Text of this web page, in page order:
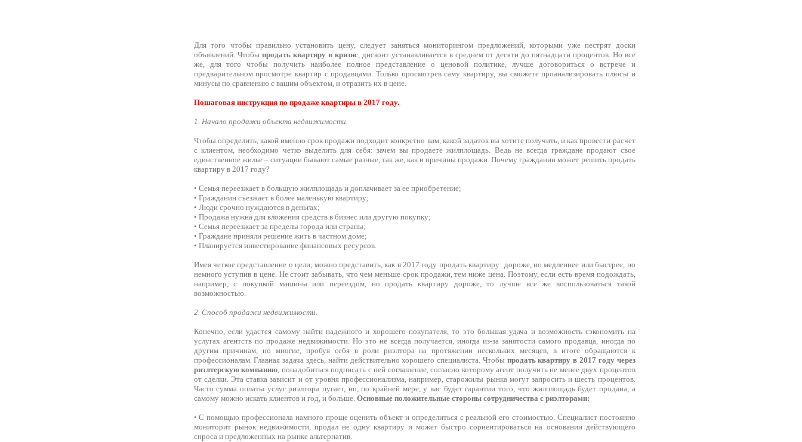
Для того чтобы правильно установить цену, следует заняться мониторингом предложений, которыми уже пестрят доски
объявлений. Чтобы продать квартиру в кризис, дисконт устанавливается в среднем от десяти до пятнадцати процентов. Но все
же, для того чтобы получить наиболее полное представление о ценовой политике, лучше договориться о встрече и
предварительном просмотре квартир с продавцами. Только просмотрев саму квартиру, вы сможете проанализировать плюсы и
минусы по сравнению с вашим объектом, и отразить их в цене.
Пошаговая инструкция по продаже квартиры в 2017 году.
1. Начало продажи объекта недвижимости.
Чтобы определить, какой именно срок продажи подходит конкретно вам, какой задаток вы хотите получить, и как провести расчет
с клиентом, необходимо четко выделить для себя: зачем вы продаете жилплощадь. Ведь не всегда граждане продают свое
единственное жилье – ситуации бывают самые разные, так же, как и причины продажи. Почему гражданин может решить продать
квартиру в 2017 году?
• Семья переезжает в большую жилплощадь и доплачивает за ее приобретение;
• Гражданин съезжает в более маленькую квартиру;
• Люди срочно нуждаются в деньгах;
• Продажа нужна для вложения средств в бизнес или другую покупку;
• Семья переезжает за пределы города или страны;
• Граждане приняли решение жить в частном доме;
• Планируется инвестирование финансовых ресурсов.
Имея четкое представление о цели, можно представить, как в 2017 году продать квартиру: дороже, но медленнее или быстрее, но
немного уступив в цене. Не стоит забывать, что чем меньше срок продажи, тем ниже цена. Поэтому, если есть время подождать,
например, с покупкой машины или переездом, но продать квартиру дороже, то лучше все же воспользоваться такой
возможностью.
2. Способ продажи недвижимости.
Конечно, если удастся самому найти надежного и хорошего покупателя, то это большая удача и возможность сэкономить на
услугах агентств по продаже недвижимости. Но это не всегда получается, иногда из-за занятости самого продавца, иногда по
другим причинам, но многие, пробуя себя в роли риэлтора на протяжении нескольких месяцев, в итоге обращаются к
профессионалам. Главная задача здесь, найти действительно хорошего специалиста. Чтобы продать квартиру в 2017 году через
риэлтерскую компанию, понадобиться подписать с ней соглашение, согласно которому агент получить не менее двух процентов
от сделки. Эта ставка зависит и от уровня профессионализма, например, старожилы рынка могут запросить и шесть процентов.
Часто сумма оплаты услуг риэлтора пугает, но, по крайней мере, у вас будет гарантии того, что жилплощадь будет продана, а
самому можно искать клиентов и год, и больше. Основные положительные стороны сотрудничества с риэлторами:
• С помощью профессионала намного проще оценить объект и определиться с реальной его стоимостью. Специалист постоянно
мониторит рынок недвижимости, продал не одну квартиру и может быстро сориентироваться на основании действующего
спроса и предложенных на рынке альтернатив.